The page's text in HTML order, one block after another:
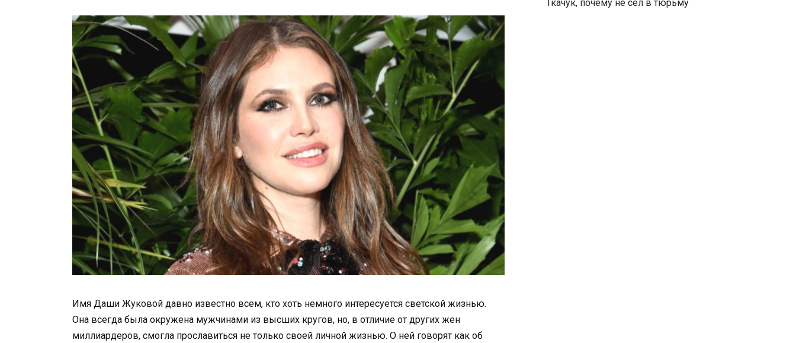
Имя Даши Жуковой давно известно всем, кто хоть немного интересуется светской жизнью.
Она всегда была окружена мужчинами из высших кругов, но, в отличие от других жен
миллиардеров, смогла прославиться не только своей личной жизнью. О ней говорят как об
Ткачук, почему не сел в тюрьму